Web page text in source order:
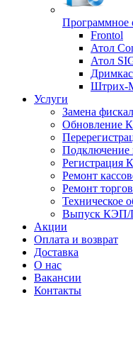
Программное
Frontol
Атол
Атол
Дримкас
Штрих-
Услуги
Замена
Обновление
Регистрация
Ремонт
Ремонт
Техническое
Выпуск КЭП/
Акции
Оплата и возврат
Доставка
О нас
Вакансии
Контакты